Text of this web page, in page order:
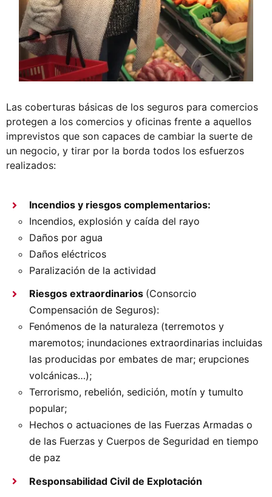
Las coberturas básicas de los seguros para comercios
protegen a los comercios y oficinas frente a aquellos
imprevistos que son capaces de cambiar la suerte de
un negocio, y tirar por la borda todos los esfuerzos
realizados:
Incendios y riesgos complementarios:
Incendios, explosión y caída del rayo
Daños por agua
Daños eléctricos
Paralización de la actividad
Riesgos extraordinarios (Consorcio
Compensación de Seguros):
Fenómenos de la naturaleza (terremotos y
maremotos; inundaciones extraordinarias incluidas
las producidas por embates de mar; erupciones
volcánicas…);
Terrorismo, rebelión, sedición, motín y tumulto
popular;
Hechos o actuaciones de las Fuerzas Armadas o
de las Fuerzas y Cuerpos de Seguridad en tiempo
de paz
Responsabilidad Civil de Explotación